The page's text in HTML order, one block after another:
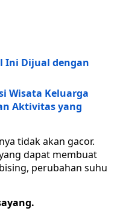
Ini Dijual dengan
Wisata Keluarga
Aktivitas yang
tidak akan gacor.
dapat membuat
perubahan suhu